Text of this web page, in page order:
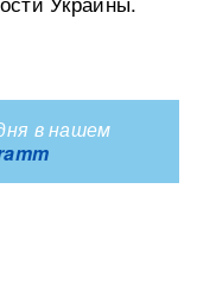
в нашем